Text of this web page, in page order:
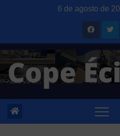
6 de agosto de